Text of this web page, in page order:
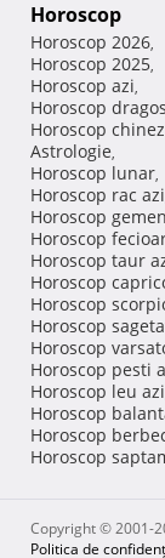
Horoscop
Horoscop 2026,
Horoscop 2025,
Horoscop azi,
Horoscop
Horoscop
Astrologie,
Horoscop lunar,
Horoscop rac azi
Horoscop
Horoscop
Horoscop taur
Horoscop
Horoscop
Horoscop
Horoscop
Horoscop pesti
Horoscop leu azi
Horoscop
Horoscop
Horoscop
Copyright © 2001-
Politica de